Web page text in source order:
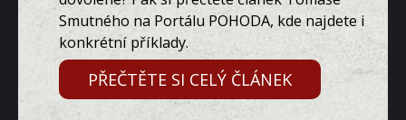
Smutného na Portálu POHODA, kde najdete i
konkrétní příklady.
PŘEČTĚTE SI CELÝ ČLÁNEK